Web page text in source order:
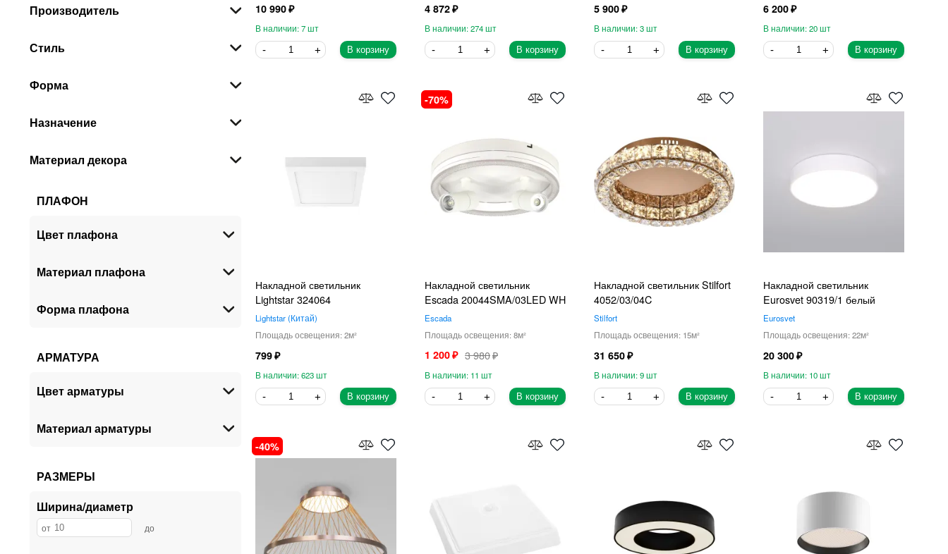
Производитель
Стиль
Форма
Назначение
Материал декора
ПЛАФОН
Цвет плафона
Материал плафона
Форма плафона
АРМАТУРА
Цвет арматуры
Материал арматуры
РАЗМЕРЫ
Ширина/диаметр
10 990
7
В корзину
4 872
274
В корзину
5 900
3
В корзину
6 200
20
В корзину
Накладной светильник
Lightstar 324064
Lightstar Китай
2
799
623
В корзину
Накладной светильник
Escada 20044SMA/03LED WH
Escada
8
1 200 3 980
11
В корзину
70
Накладной светильник Stilfort
4052/03/04C
Stilfort
15
31 650
9
В корзину
Накладной светильник
Eurosvet 90319/1 белый
Eurosvet
22
20 300
10
В корзину
40